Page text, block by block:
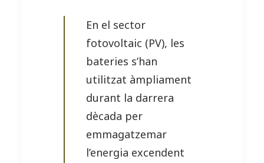
En el sector
fotovoltaic (PV), les
bateries s’han
utilitzat àmpliament
durant la darrera
dècada per
emmagatzemar
l’energia excendent